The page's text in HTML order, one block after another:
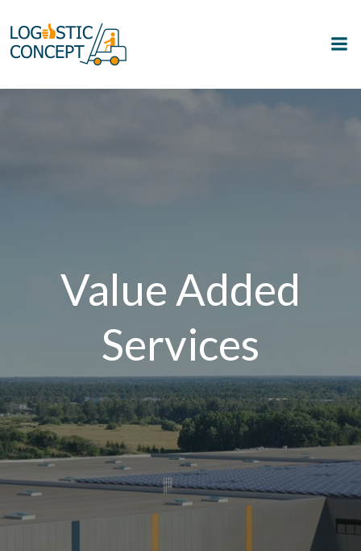
Value Added
Services